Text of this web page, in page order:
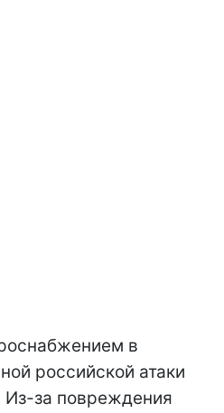
в
российской атаки
Из-за повреждения